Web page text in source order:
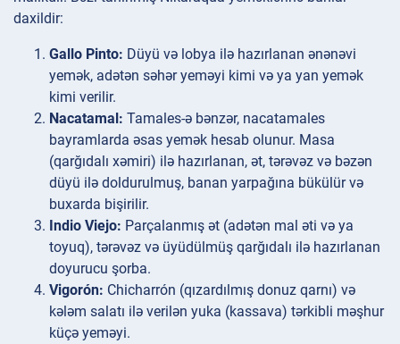
daxildir:
Gallo Pinto: Düyü və lobya ilə hazırlanan ənənəvi
yemək, adətən səhər yeməyi kimi və ya yan yemək
kimi verilir.
Nacatamal: Tamales-ə bənzər, nacatamales
bayramlarda əsas yemək hesab olunur. Masa
(qarğıdalı xəmiri) ilə hazırlanan, ət, tərəvəz və bəzən
düyü ilə doldurulmuş, banan yarpağına bükülür və
buxarda bişirilir.
Indio Viejo: Parçalanmış ət (adətən mal əti və ya
toyuq), tərəvəz və üyüdülmüş qarğıdalı ilə hazırlanan
doyurucu şorba.
Vigorón: Chicharrón (qızardılmış donuz qarnı) və
kələm salatı ilə verilən yuka (kassava) tərkibli məşhur
küçə yeməyi.